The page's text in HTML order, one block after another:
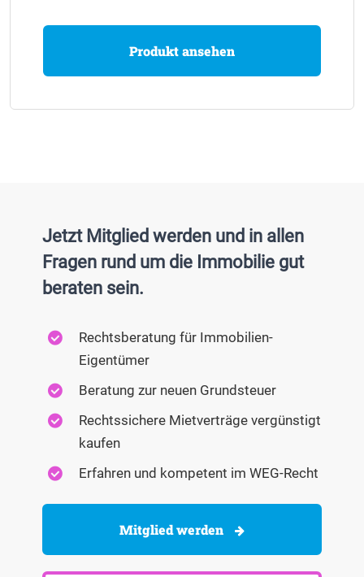
Produkt ansehen
Jetzt Mitglied werden und in allen
Fragen rund um die Immobilie gut
beraten sein.
Rechtsberatung für Immobilien-
Eigentümer
Beratung zur neuen Grundsteuer
Rechtssichere Mietverträge vergünstigt
kaufen
Erfahren und kompetent im WEG-Recht
Mitglied werden